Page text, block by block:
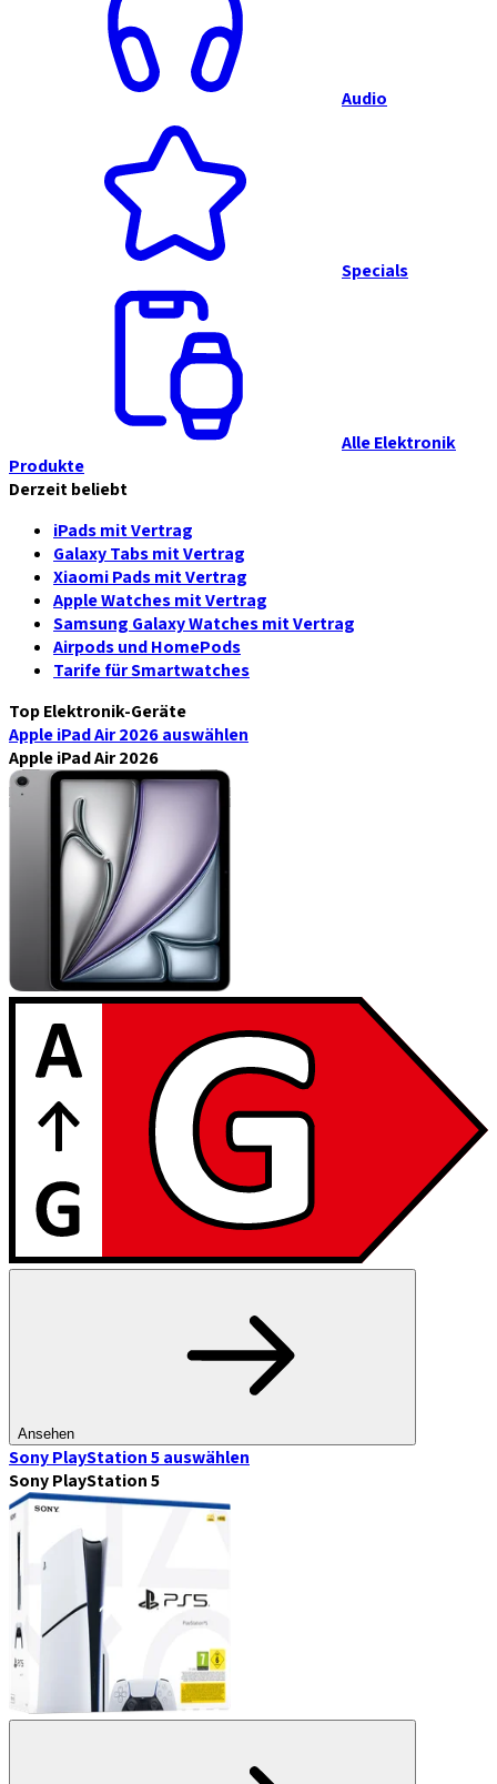
Audio
Specials
Alle Elektronik
Produkte
Derzeit beliebt
iPads mit Vertrag
Galaxy Tabs mit Vertrag
Xiaomi Pads mit Vertrag
Apple Watches mit Vertrag
Samsung Galaxy Watches mit Vertrag
Airpods und HomePods
Tarife für Smartwatches
Top Elektronik-Geräte
Apple iPad Air 2026auswählen
Apple iPad Air 2026
Ansehen
Sony PlayStation 5auswählen
Sony PlayStation 5